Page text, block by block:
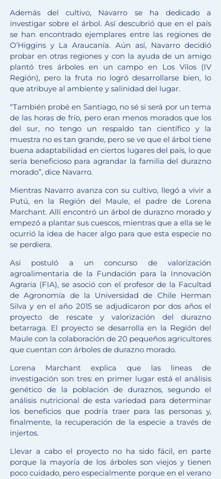
Además del cultivo, Navarro se ha dedicado a
investigar sobre el árbol. Así descubrió que en el país
se han encontrado ejemplares entre las regiones de
O’Higgins y La Araucanía. Aún así, Navarro decidió
probar en otras regiones y con la ayuda de un amigo
plantó tres árboles en un campo en Los Vilos (IV
Región), pero la fruta no logró desarrollarse bien, lo
que atribuye al ambiente y salinidad del lugar.
“También probé en Santiago, no sé si será por un tema
de las horas de frío, pero eran menos morados que los
del sur, no tengo un respaldo tan científico y la
muestra no es tan grande, pero se ve que el árbol tiene
buena adaptabilidad en ciertos lugares del país, lo que
sería beneficioso para agrandar la familia del durazno
morado”, dice Navarro.
Mientras Navarro avanza con su cultivo, llegó a vivir a
Putú, en la Región del Maule, el padre de Lorena
Marchant. Allí encontró un árbol de durazno morado y
empezó a plantar sus cuescos, mientras que a ella se le
ocurrió la idea de hacer algo para que esta especie no
se perdiera.
Así postuló a un concurso de valorización
agroalimentaria de la Fundación para la Innovación
Agraria (FIA), se asoció con el profesor de la Facultad
de Agronomía de la Universidad de Chile Herman
Silva y en el año 2015 se adjudicaron por dos años el
proyecto de rescate y valorización del durazno
betarraga. El proyecto se desarrolla en la Región del
Maule con la colaboración de 20 pequeños agricultores
que cuentan con árboles de durazno morado.
Lorena Marchant explica que las líneas de
investigación son tres: en primer lugar está el análisis
genético de la población de duraznos, segundo el
análisis nutricional de esta variedad para determinar
los beneficios que podría traer para las personas y,
finalmente, la recuperación de la especie a través de
injertos.
Llevar a cabo el proyecto no ha sido fácil, en parte
porque la mayoría de los árboles son viejos y tienen
poco cuidado, pero especialmente porque en el verano